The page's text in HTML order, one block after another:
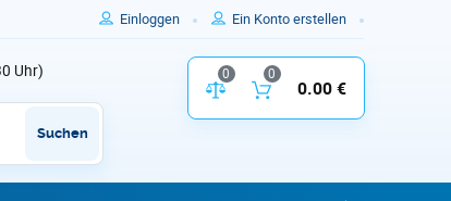
Einloggen Ein Konto erstellen
Uhr)
Suchen
Vergleich der Produktparameter
0
Inhalt des
0
0.00 €